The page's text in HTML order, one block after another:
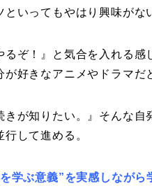
いってもやはり興味がな
るぞ！』と気合を入れる
好きなアニメやドラマだ
きが知りたい。』そんな
して進める。
学ぶ意義”を実感しながら